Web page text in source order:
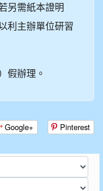
另需紙本證明
利主辦單位研習
假辦理。
Google+ Pinterest